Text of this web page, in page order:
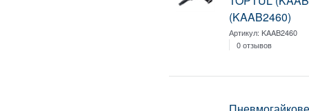
(KAAB2460)
Артикул:KAAB2460
0 отзывов